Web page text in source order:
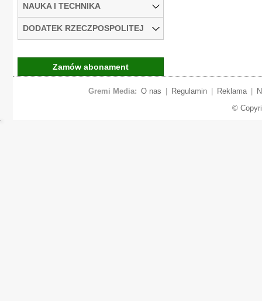
NAUKA I TECHNIKA
DODATEK RZECZPOSPOLITEJ
Zamów abonament
Gremi Media: O nas Regulamin Reklama
©